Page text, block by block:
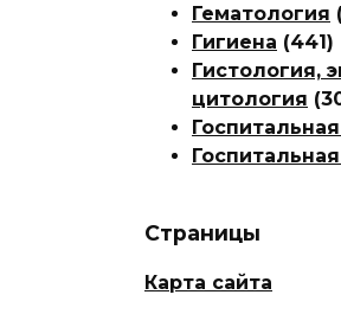
Гематология
Гигиена (441)
Гистология,
цитология
Страницы
Карта сайта